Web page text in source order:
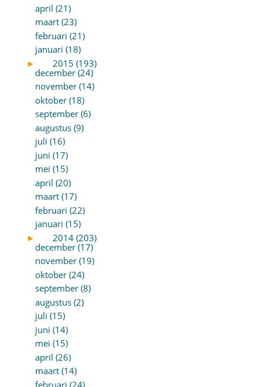
april (21)
maart (23)
februari (21)
januari (18)
►
2015 (193)
december (24)
november (14)
oktober (18)
september (6)
augustus (9)
juli (16)
juni (17)
mei (15)
april (20)
maart (17)
februari (22)
januari (15)
►
2014 (203)
december (17)
november (19)
oktober (24)
september (8)
augustus (2)
juli (15)
juni (14)
mei (15)
april (26)
maart (14)
februari (24)